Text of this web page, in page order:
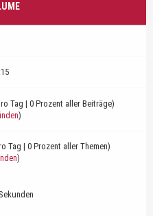
Tag | 0 Prozent aller Beiträge)
)
Tag | 0 Prozent aller Themen)
)